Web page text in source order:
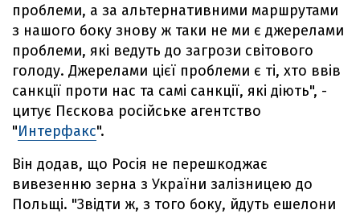
проблеми, а за альтернативними маршрутами
з нашого боку знову ж таки не ми є джерелами
проблеми, які ведуть до загрози світового
голоду. Джерелами цієї проблеми є ті, хто ввів
санкції проти нас та самі санкції, які діють", -
цитує Пєскова російське агентство
"Интерфакс".
Він додав, що Росія не перешкоджає
вивезенню зерна з України залізницею до
Польщі. "Звідти ж, з того боку, йдуть ешелони